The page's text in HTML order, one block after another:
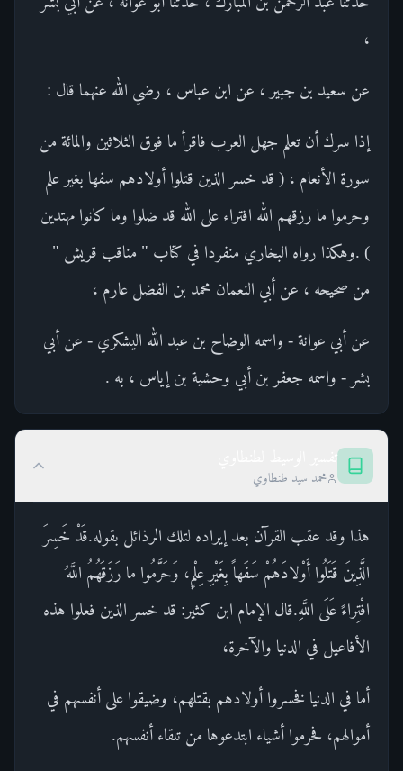
،
عن سعيد بن جبير ، عن ابن عباس ، رضي الله عنهما قال :
إذا سرك أن تعلم جهل العرب فاقرأ ما فوق الثلاثين والمائة من
سورة الأنعام ، ( قد خسر الذين قتلوا أولادهم سفها بغير علم
وحرموا ما رزقهم الله افتراء على الله قد ضلوا وما كانوا مهتدين
) .وهكذا رواه البخاري منفردا في كتاب " مناقب قريش "
من صحيحه ، عن أبي النعمان محمد بن الفضل عارم ،
عن أبي عوانة - واسمه الوضاح بن عبد الله اليشكري - عن أبي
بشر - واسمه جعفر بن أبي وحشية بن إياس ، به .
محمد سيد طنطاوي
هذا وقد عقب القرآن بعد إيراده لتلك الرذائل بقوله.قَدْ خَسِرَ
الَّذِينَ قَتَلُوا أَوْلادَهُمْ سَفَهاً بِغَيْرِ عِلْمٍ، وَحَرَّمُوا ما رَزَقَهُمُ اللَّهُ
افْتِراءً عَلَى اللَّهِ.قال الإمام ابن كثير: قد خسر الذين فعلوا هذه
الأفاعيل في الدنيا والآخرة،
أما في الدنيا فخسروا أولادهم بقتلهم، وضيقوا على أنفسهم في
أموالهم، فحرموا أشياء ابتدعوها من تلقاء أنفسهم.